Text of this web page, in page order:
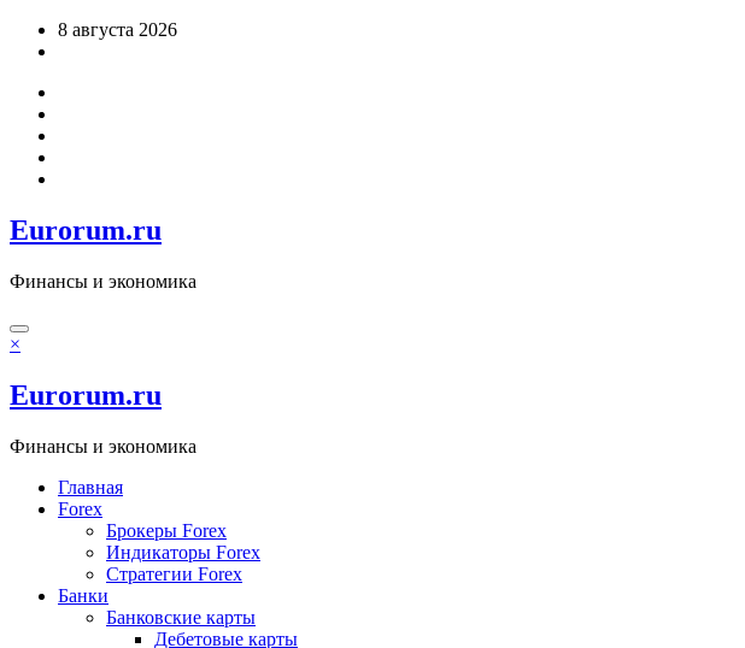
Перейти8 августа 2026
Eurorum.ru
Финансы и экономика
×
Eurorum.ru
Финансы и экономика
Главная
Forex
Брокеры Forex
Индикаторы Forex
Стратегии Forex
Банки
Банковские карты
Дебетовые карты